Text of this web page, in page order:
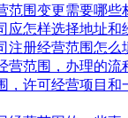
范围变更需要哪些
应怎样选择地址和
注册经营范围怎么
营范围，办理的流
，许可经营项目和